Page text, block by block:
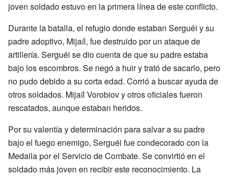
joven soldado estuvo en la primera línea de este conflicto.
Durante la batalla, el refugio donde estaban Serguéi y su
padre adoptivo, Mijaíl, fue destruido por un ataque de
artillería. Serguéi se dio cuenta de que su padre estaba
bajo los escombros. Se negó a huir y trató de sacarlo, pero
no pudo debido a su corta edad. Corrió a buscar ayuda de
otros soldados. Mijaíl Vorobiov y otros oficiales fueron
rescatados, aunque estaban heridos.
Por su valentía y determinación para salvar a su padre
bajo el fuego enemigo, Serguéi fue condecorado con la
Medalla por el Servicio de Combate. Se convirtió en el
soldado más joven en recibir este reconocimiento. La